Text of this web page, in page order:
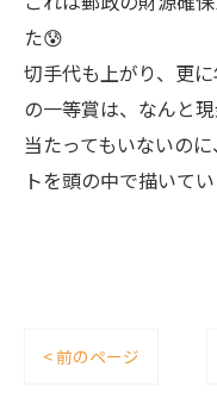
た😰
切手代も上がり、更
の一等賞は、なんと
当たってもいないの
トを頭の中で描いて
< 前のページ